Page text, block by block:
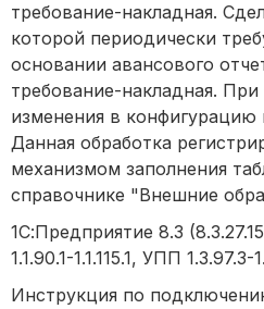
требование-накладная.
которой периодически
основании авансового
требование-накладная.
изменения в конфигурацию
Данная обработка
механизмом заполнения
справочнике "Внешние
1С:Предприятие 8.3
1.1.90.1-1.1.115.1, УПП 1.3.97.3-
Инструкция по